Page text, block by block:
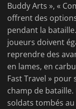
Buddy Arts », «
offrent des
pendant la
joueurs doivent
reprendre des
en lames, en
Fast Travel »
champ de
soldats tombés